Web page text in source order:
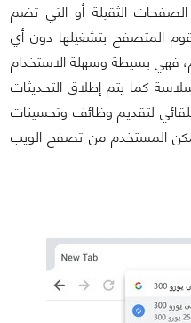
الثقيلة أو التي تضم
المتصفح بتشغيلها دون أي
فهي بسيطة وسهلة الاستخدام
كما يتم إطلاق التحديثات
لتقديم وظائف وتحسينات
المستخدم من تصفح الويب